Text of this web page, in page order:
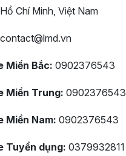
Chí Minh, Việt Nam
contact@lmd.vn
Miền Bắc: 0902376543
Miền Trung: 0902376543
Miền Nam: 0902376543
Tuyển dụng: 0379932811